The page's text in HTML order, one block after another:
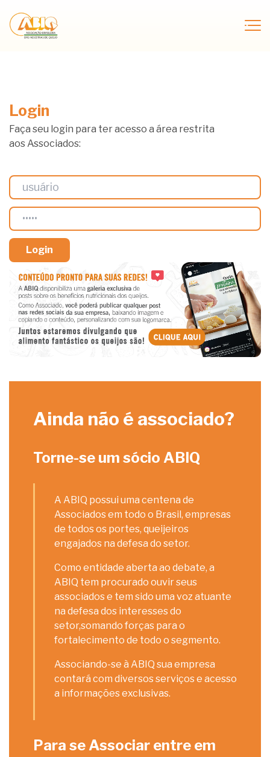
Login
Faça seu login para ter acesso a área restrita
aos Associados:
Ainda não é associado?
Torne-se um sócio ABIQ
A ABIQ possui uma centena de
Associados em todo o Brasil, empresas
de todos os portes, queijeiros
engajados na defesa do setor.
Como entidade aberta ao debate, a
ABIQ tem procurado ouvir seus
associados e tem sido uma voz atuante
na defesa dos interesses do
setor,somando forças para o
fortalecimento de todo o segmento.
Associando-se à ABIQ sua empresa
contará com diversos serviços e acesso
a informações exclusivas.
Para se Associar entre em